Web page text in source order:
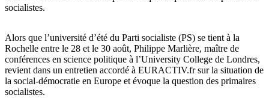
socialistes.
Alors que l’université d’été du Parti socialiste (PS) se tient à la
Rochelle entre le 28 et le 30 août, Philippe Marlière, maître de
conférences en science politique à l’University College de Londres,
revient dans un entretien accordé à EURACTIV.fr sur la situation de
la social-démocratie en Europe et évoque la question des primaires
socialistes.